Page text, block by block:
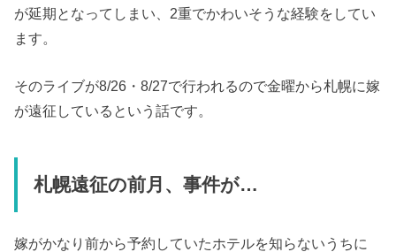
が延期となってしまい、2重でかわいそうな経験をしてい
ます。
そのライブが8/26・8/27で行われるので金曜から札幌に嫁
が遠征しているという話です。
札幌遠征の前月、事件が…
嫁がかなり前から予約していたホテルを知らないうちに